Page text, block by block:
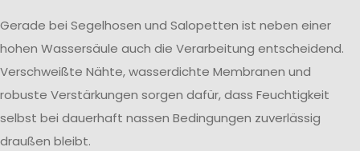
Gerade bei Segelhosen und Salopetten ist neben einer
hohen Wassersäule auch die Verarbeitung entscheidend.
Verschweißte Nähte, wasserdichte Membranen und
robuste Verstärkungen sorgen dafür, dass Feuchtigkeit
selbst bei dauerhaft nassen Bedingungen zuverlässig
draußen bleibt.